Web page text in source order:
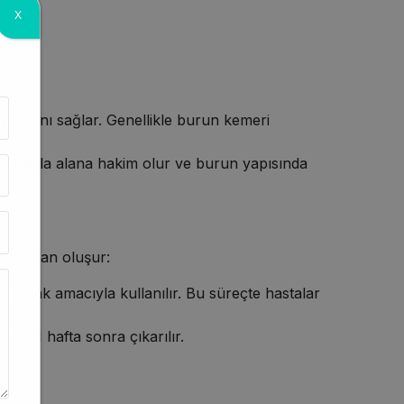
sağlar. Genellikle burun kemeri
fazla alana hakim olur ve burun yapısında
oluşur:
amacıyla kullanılır. Bu süreçte hastalar
1 hafta sonra çıkarılır.
X